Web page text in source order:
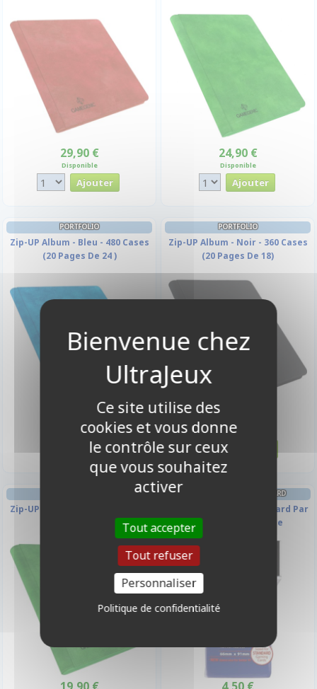
29,90 €
Disponible
24,90 €
Disponible
PORTFOLIO
Zip-UP Album - Bleu - 480 Cases
(20 Pages De 24 )
Disponible
PORTFOLIO
Zip-UP Album - Noir - 360 Cases
(20 Pages De 18)
Disponible
Zip-UP Album - Vert - 160 Cases
PROTÈGES CARTES STANDARD
Sleeves Ultra-pro Standard Par
50 Bleu Foncé Matte
Ce site utilise des
cookies et vous donne
le contrôle sur ceux
que vous souhaitez
activer
Tout accepter
Tout refuser
Personnaliser
Politique de confidentialité